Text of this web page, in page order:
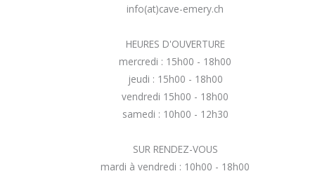
info(at)cave-emery.ch
HEURES D'OUVERTURE
mercredi : 15h00 - 18h00
jeudi : 15h00 - 18h00
vendredi 15h00 - 18h00
samedi : 10h00 - 12h30
SUR RENDEZ-VOUS
mardi à vendredi : 10h00 - 18h00